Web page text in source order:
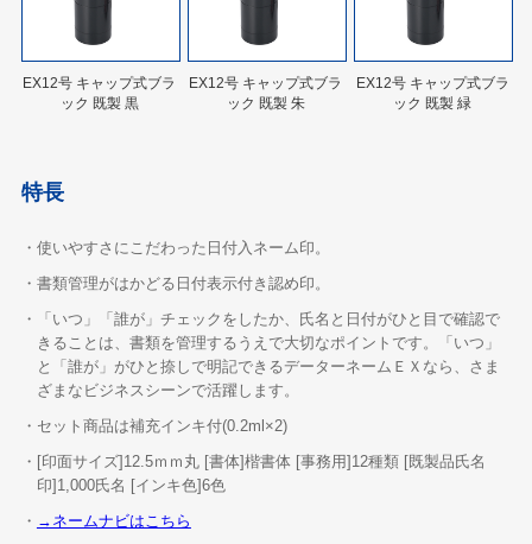
EX12号 キャップ式ブラ
ック 既製 黒
EX12号 キャップ式ブラ
ック 既製 朱
EX12号 キャップ式ブラ
ック 既製 緑
特長
・使いやすさにこだわった日付入ネーム印。
・書類管理がはかどる日付表示付き認め印。
・「いつ」「誰が」チェックをしたか、氏名と日付がひと目で確認で
きることは、書類を管理するうえで大切なポイントです。「いつ」
と「誰が」がひと捺しで明記できるデーターネームＥＸなら、さま
ざまなビジネスシーンで活躍します。
・セット商品は補充インキ付(0.2ml×2)
・[印面サイズ]12.5ｍｍ丸 [書体]楷書体 [事務用]12種類 [既製品氏名
印]1,000氏名 [インキ色]6色
・ →ネームナビはこちら